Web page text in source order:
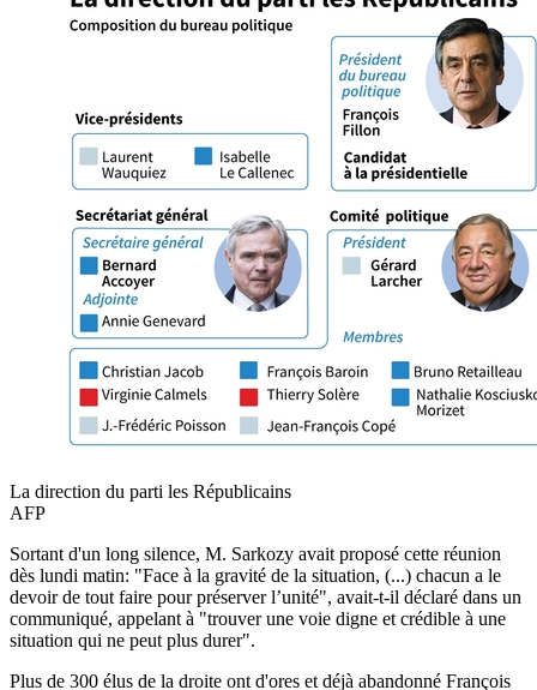
La direction du parti les Républicains
AFP
Sortant d'un long silence, M. Sarkozy avait proposé cette réunion
dès lundi matin: "Face à la gravité de la situation, (...) chacun a le
devoir de tout faire pour préserver l’unité", avait-t-il déclaré dans un
communiqué, appelant à "trouver une voie digne et crédible à une
situation qui ne peut plus durer".
Plus de 300 élus de la droite ont d'ores et déjà abandonné François